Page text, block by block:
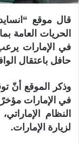
قال موقع
الحريات العامة
في الإمارات
حافل باعتقال
وذكر الموقع أنّ
في الإمارات
النظام
لزيارة الإمارات.